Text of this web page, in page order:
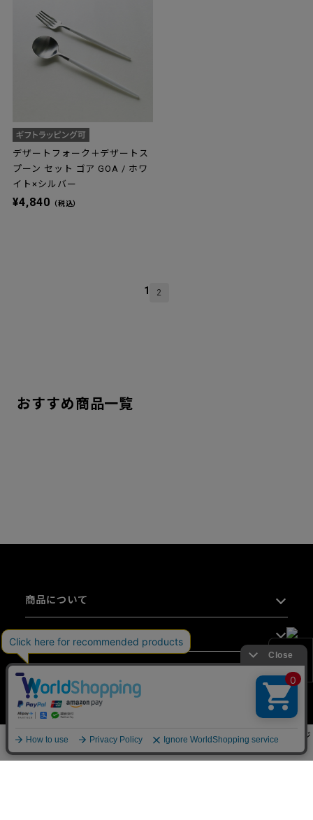
絞り込み
デザートフォーク＋デザートス
プーン セット ゴア GOA / ホワ
イト×シルバー
¥4,840 （税込）
1 2
おすすめ商品一覧
ホーム 新商品 見つかる ランキング マイページ
商品について
会社情報